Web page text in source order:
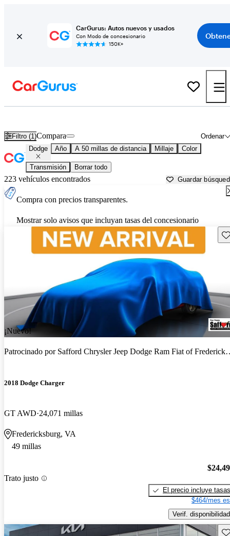
CarGurus: Autos nuevos y usados
Con Modo de concesionario
150K+
Filtro (1) Ordenar
Compara
Dodge Año A 50 millas de distancia Millaje Color
Transmisión Borrar todo
223 vehículos encontrados Guardar
Compra con precios transparentes.
Mostrar solo avisos que incluyan tasas del concesionario
¡Nuevo!
Patrocinado por Safford Chrysler Jeep Dodge Ram Fiat of Fredericksburg
2018 Dodge Charger
GT AWD 24,071 millas
Fredericksburg, VA
49 millas
Trato justo
El precio incluye tasas
$464/mes
Verif. disponibilidad